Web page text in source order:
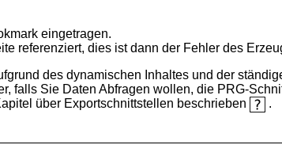
eingetragen.
referenziert, dies ist dann der Fehler des
des dynamischen Inhaltes und der
falls Sie Daten Abfragen wollen, die PRG-
über Exportschnittstellen beschrieben
.